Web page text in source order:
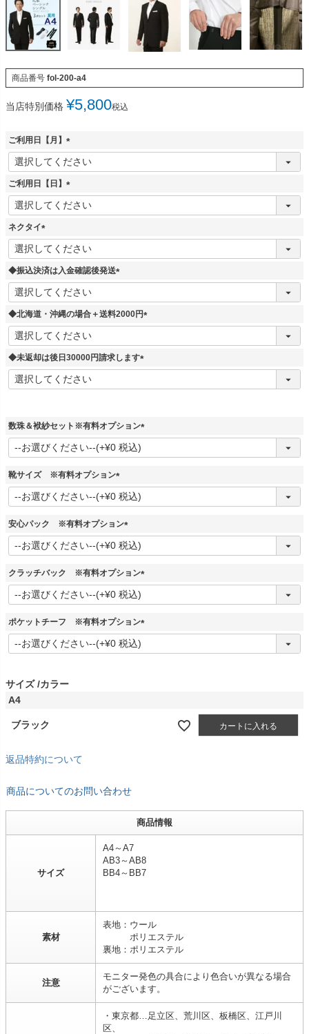
商品番号 fol-200-a4
当店特別価格 ¥5,800税込
ご利用日【月】
(
必
須
ご利用日【日】
(
必
ネクタイ
(
必
須
◆振込決済は入金確認後発送
(
須
◆北海道・沖縄の場合＋送料2000円
(
◆未返却は後日30000円請求します
(
数珠＆袱紗セット※有料オプション
(
靴サイズ ※有料オプション
(
必
)
安心パック ※有料オプション
(
必
)
クラッチバック ※有料オプション
(
)
ポケットチーフ ※有料オプション
(
サイズ カラー
A4
ブラック カートに入れる
返品特約について
商品についてのお問い合わせ
商品情報
サイズ
A4～A7
AB3～AB8
BB4～BB7
素材
表地：ウール
ポリエステル
裏地：ポリエステル
注意
モニター発色の具合により色合いが異なる場合
がございます。
・東京都…足立区、荒川区、板橋区、江戸川
区、